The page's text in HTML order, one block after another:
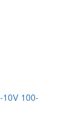
100-